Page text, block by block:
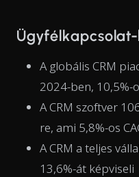
Ügyfélkapcsolat-
A globális CRM
2024-ben, 10,5%-
A CRM szoftver
re, ami 5,8%-os
A CRM a teljes
13,6%-át képviseli